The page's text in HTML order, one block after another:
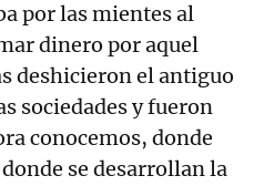
por las mientes al
dinero por aquel
deshicieron el antiguo
sociedades y fueron
conocemos, donde
se desarrollan la